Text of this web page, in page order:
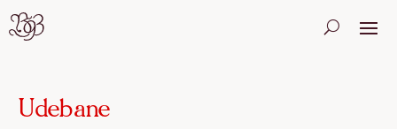
Udebane